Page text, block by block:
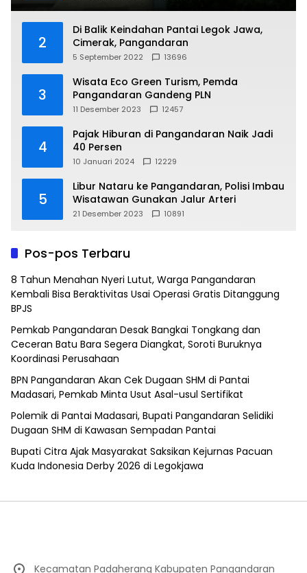
2
Di Balik Keindahan Pantai Legok Jawa,
Cimerak, Pangandaran
5 September 2022 13696
3
Wisata Eco Green Turism, Pemda
Pangandaran Gandeng PLN
11 Desember 2023 12457
4
Pajak Hiburan di Pangandaran Naik Jadi
40 Persen
10 Januari 2024 12229
5
Libur Nataru ke Pangandaran, Polisi Imbau
Wisatawan Gunakan Jalur Arteri
21 Desember 2023 10891
Pos-pos Terbaru
8 Tahun Menahan Nyeri Lutut, Warga Pangandaran
Kembali Bisa Beraktivitas Usai Operasi Gratis Ditanggung
BPJS
Pemkab Pangandaran Desak Bangkai Tongkang dan
Ceceran Batu Bara Segera Diangkat, Soroti Buruknya
Koordinasi Perusahaan
BPN Pangandaran Akan Cek Dugaan SHM di Pantai
Madasari, Pemkab Minta Usut Asal-usul Sertifikat
Polemik di Pantai Madasari, Bupati Pangandaran Selidiki
Dugaan SHM di Kawasan Sempadan Pantai
Bupati Citra Ajak Masyarakat Saksikan Kejurnas Pacuan
Kuda Indonesia Derby 2026 di Legokjawa
Kecamatan Padaherang Kabupaten Pangandaran